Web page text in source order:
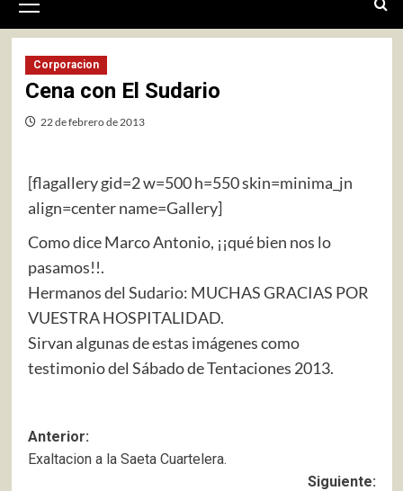
primario
Corporacion
Cena con El Sudario
22 de febrero de 2013
[flagallery gid=2 w=500 h=550 skin=minima_jn
align=center name=Gallery]
Como dice Marco Antonio, ¡¡qué bien nos lo
pasamos!!.
Hermanos del Sudario: MUCHAS GRACIAS POR
VUESTRA HOSPITALIDAD.
Sirvan algunas de estas imágenes como
testimonio del Sábado de Tentaciones 2013.
Navegación
de
Anterior:
Exaltacion a la Saeta Cuartelera.
Siguiente: